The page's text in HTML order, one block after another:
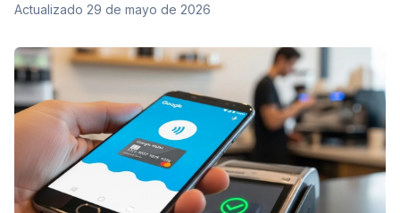
Actualizado 29 de mayo de 2026